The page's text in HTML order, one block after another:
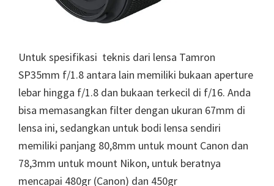
Untuk spesifikasi teknis dari lensa Tamron
SP35mm f/1.8 antara lain memiliki bukaan aperture
lebar hingga f/1.8 dan bukaan terkecil di f/16. Anda
bisa memasangkan filter dengan ukuran 67mm di
lensa ini, sedangkan untuk bodi lensa sendiri
memiliki panjang 80,8mm untuk mount Canon dan
78,3mm untuk mount Nikon, untuk beratnya
mencapai 480gr (Canon) dan 450gr